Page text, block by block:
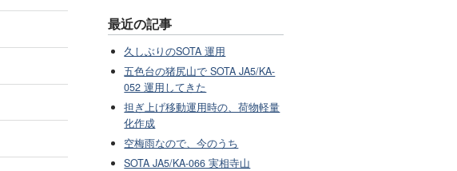
最近の記事
久しぶりのSOTA 運用
五色台の猪尻山で SOTA JA5/KA-
052 運用してきた
担ぎ上げ移動運用時の、荷物軽量
化作成
空梅雨なので、今のうち
SOTA JA5/KA-066 実相寺山